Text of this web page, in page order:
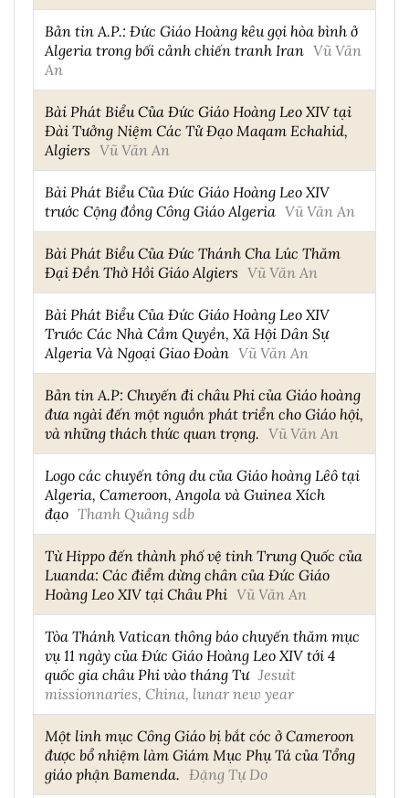
Bản tin A.P.: Đức Giáo Hoàng kêu gọi hòa bình ở
Algeria trong bối cảnh chiến tranh Iran Vũ Văn
An
Bài Phát Biểu Của Đức Giáo Hoàng Leo XIV tại
Đài Tưởng Niệm Các Tử Đạo Maqam Echahid,
Algiers Vũ Văn An
Bài Phát Biểu Của Đức Giáo Hoàng Leo XIV
trước Cộng đồng Công Giáo Algeria Vũ Văn An
Bài Phát Biểu Của Đức Thánh Cha Lúc Thăm
Đại Đền Thờ Hồi Giáo Algiers Vũ Văn An
Bài Phát Biểu Của Đức Giáo Hoàng Leo XIV
Trước Các Nhà Cầm Quyền, Xã Hội Dân Sự
Algeria Và Ngoại Giao Đoàn Vũ Văn An
Bản tin A.P: Chuyến đi châu Phi của Giáo hoàng
đưa ngài đến một nguồn phát triển cho Giáo hội,
và những thách thức quan trọng. Vũ Văn An
Logo các chuyến tông du của Giáo hoàng Lêô tại
Algeria, Cameroon, Angola và Guinea Xích
đạo Thanh Quảng sdb
Từ Hippo đến thành phố vệ tinh Trung Quốc của
Luanda: Các điểm dừng chân của Đức Giáo
Hoàng Leo XIV tại Châu Phi Vũ Văn An
Tòa Thánh Vatican thông báo chuyến thăm mục
vụ 11 ngày của Đức Giáo Hoàng Leo XIV tới 4
quốc gia châu Phi vào tháng Tư Jesuit
missionnaries, China, lunar new year
Một linh mục Công Giáo bị bắt cóc ở Cameroon
được bổ nhiệm làm Giám Mục Phụ Tá của Tổng
giáo phận Bamenda. Đặng Tự Do